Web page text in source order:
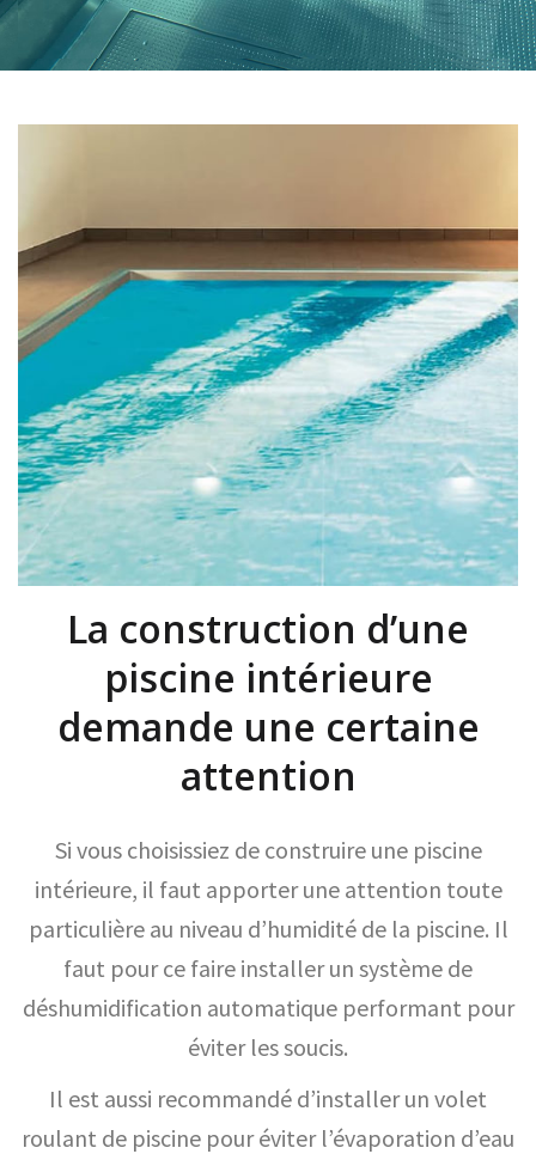
La construction d’une
piscine intérieure
demande une certaine
attention
Si vous choisissiez de construire une piscine
intérieure, il faut apporter une attention toute
particulière au niveau d’humidité de la piscine. Il
faut pour ce faire installer un système de
déshumidification automatique performant pour
éviter les soucis.
Il est aussi recommandé d’installer un volet
roulant de piscine pour éviter l’évaporation d’eau